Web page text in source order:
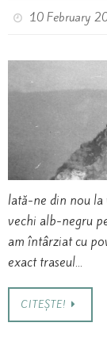
10 February
Iată-ne din nou
vechi alb-negru
am întârziat cu
exact traseul…
CITEȘTE!